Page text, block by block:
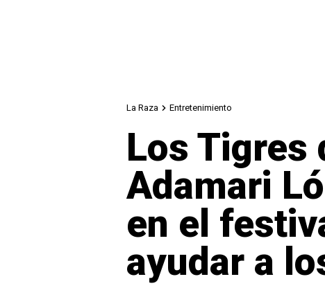
La Raza Entretenimiento
Los Tigres
Adamari
en el
ayudar a